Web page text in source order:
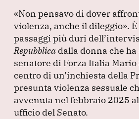
c
e
b
o
o
k
k
e
dI
n
at
s
A
p
p
e
gr
a
m
l
«Non pensavo di dover
violenza, anche il dileggio».
passaggi più duri
Repubblica dalla donna che
senatore di Forza Italia Mario
centro di un’inchiesta della
presunta violenza sessuale
avvenuta nel febbraio 2025
ufficio del Senato.